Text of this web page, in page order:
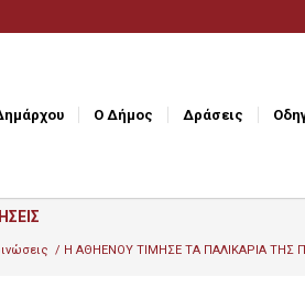
Ο Δήμος Δράσεις
/ Η ΑΘΗΕΝΟΥ ΤΙΜΗΣΕ ΤΑ ΠΑΛΙΚΑΡΙΑ ΤΗΣ